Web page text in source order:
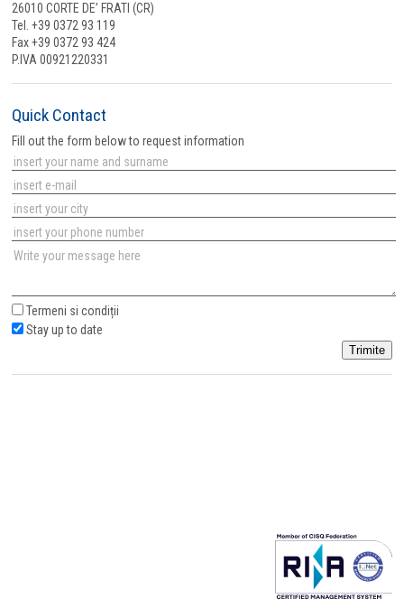
26010 CORTE DE’ FRATI (CR)
Tel. +39 0372 93 119
Fax +39 0372 93 424
P.IVA 00921220331
Quick Contact
Fill out the form below to request information
Termeni si condiții
Stay up to date
Trimite